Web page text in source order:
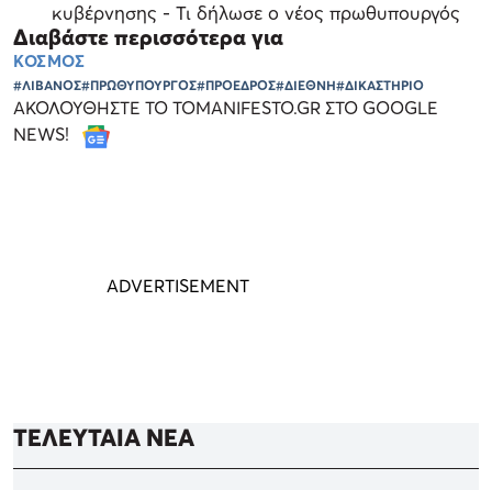
κυβέρνησης - Τι δήλωσε ο νέος πρωθυπουργός
Διαβάστε περισσότερα για
ΚΟΣΜΟΣ
#ΛΙΒΑΝΟΣ#ΠΡΩΘΥΠΟΥΡΓΟΣ#ΠΡΟΕΔΡΟΣ#ΔΙΕΘΝΗ#ΔΙΚΑΣΤΗΡΙΟ
ΑΚΟΛΟΥΘΗΣΤΕ ΤΟ TOMANIFESTO.GR ΣΤΟ GOOGLE
NEWS!
ΤΕΛΕΥΤΑΙΑ ΝΕΑ